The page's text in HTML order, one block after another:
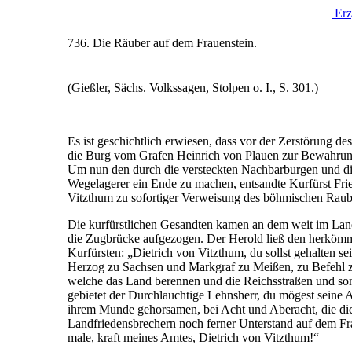
736. Die Räuber auf dem Frauenstein.
(Gießler, Sächs. Volkssagen, Stolpen o. I., S. 301.)
Es ist geschichtlich erwiesen, dass vor der Zerstörung
die Burg vom Grafen Heinrich von Plauen zur
Um nun den durch die versteckten Nachbarburgen und
Wegelagerer ein Ende zu machen, entsandte Kurfürst
Vitzthum zu sofortiger Verweisung des böhmischen
Die kurfürstlichen Gesandten kamen an dem weit im
die Zugbrücke aufgezogen. Der Herold ließ den
Kurfürsten: „Dietrich von Vitzthum, du sollst gehalten
Herzog zu Sachsen und Markgraf zu Meißen, zu Befehl
welche das Land berennen und die Reichsstraßen und
gebietet der Durchlauchtige Lehnsherr, du mögest
ihrem Munde gehorsamen, bei Acht und Aberacht, die
Landfriedensbrechern noch ferner Unterstand auf dem
male, kraft meines Amtes, Dietrich von Vitzthum!“